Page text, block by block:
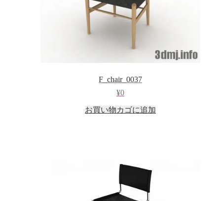
F_chair_0037
¥0
お買い物カゴに追加